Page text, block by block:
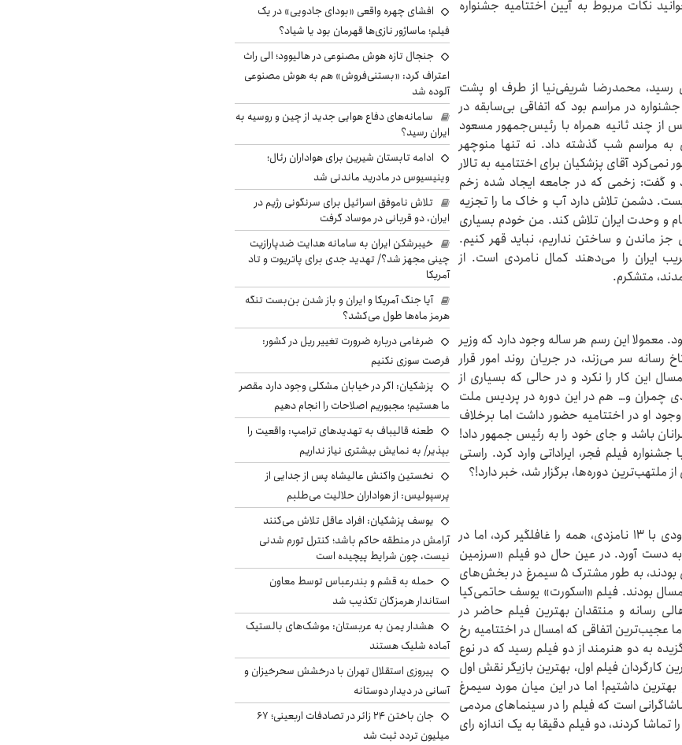
نکات مربوط به آیین اختتامیه جشنواره
رسید، محمدرضا شریفی‌نیا از طرف او پشت
در مراسم بود که اتفاقی بی‌سابقه در
از چند ثانیه همراه با رئیس‌جمهور مسعود
مراسم شب گذشته داد. نه تنها منوچهر
آقای پزشکیان برای اختتامیه به تالار
و گفت: زخمی که در جامعه ایجاد شده زخم
دشمن تلاش دارد آب و خاک ما را تجزیه
و وحدت ایران تلاش کند. من خودم بسیاری
ماندن و ساختن نداریم، نباید قهر کنیم.
ایران را می‌دهند کمال نامردی است. از
متشکرم.
معمولا این رسم هر ساله وجود دارد که وزیر
رسانه سر می‌زند، در جریان روند امور قرار
این کار را نکرد و در حالی که بسیاری از
چمران و… هم در این دوره در پردیس ملت
او در اختتامیه حضور داشت اما برخلاف
باشد و جای خود را به رئیس جمهور داد!
فیلم فجر، ایراداتی وارد کرد. راستی
ملتهب‌ترین دوره‌ها، برگزار شد، خبر دارد!؟
امسال و در زمان اعلام نامزدها، فیلم «اردوبهشت» محمد داودی با ۱۳ نامزدی، همه را غافلگیر کرد، اما در
باخت و فقط ۲ سیمرغ بلورین به دست آورد. در عین حال دو فیلم «سرزمین
فرشته‌ها» و «زنده‌شور» که ۱۲ و و ۱۱ نامزدی در رتبه‌های بعدی بودند، به طور مشترک ۵ سیمرغ در بخش‌های
بودند. فیلم «اسکورت» یوسف حاتمی‌کیا
رسانه و منتقدان بهترین فیلم حاضر در
عجیب‌ترین اتفاقی که امسال در اختتامیه رخ
به دو هنرمند از دو فیلم رسید که در نوع
فیلم اول، بهترین بازیگر نقش اول
بهترین داشتیم! اما در این میان مورد سیمرغ
است که فیلم را در سینماهای مردمی
تماشا کردند، دو فیلم دقیقا به یک اندازه رای
افشای چهره واقعی «بودای جادویی» در یک
فیلم؛ ماساژور نازی‌ها قهرمان بود یا شیاد؟
جنجال تازه هوش مصنوعی در هالیوود؛ الی راث
اعتراف کرد: «بستنی‌فروش» هم به هوش مصنوعی
آلوده شد
سامانه‌های دفاع هوایی جدید از چین و روسیه به
ایران رسید؟
ادامه تابستان شیرین برای هواداران رئال؛
وینیسیوس در مادرید ماندنی شد
تلاش ناموفق اسرائیل برای سرنگونی رژیم در
ایران، دو قربانی در موساد گرفت
خیبرشکن ایران به سامانه هدایت ضدپارازیت
چینی مجهز شد؟/ تهدید جدی برای پاتریوت و تاد
آمریکا
آیا جنگ آمریکا و ایران و باز شدن بن‌بست تنگه
هرمز ماه‌ها طول می‌کشد؟
ضرغامی درباره ضرورت تغییر ریل در کشور:
فرصت سوزی نکنیم
پزشکیان: اگر در خیابان مشکلی وجود دارد مقصر
ما هستیم؛ مجبوریم اصلاحات را انجام دهیم
طعنه قالیباف به تهدیدهای ترامپ: واقعیت را
بپذیر/ به نمایش بیشتری نیاز نداریم
نخستین واکنش عالیشاه پس از جدایی از
پرسپولیس: از هواداران حلالیت می‌طلبم
یوسف پزشکیان: افراد عاقل تلاش می‌کنند
آرامش در منطقه حاکم باشد؛ کنترل تورم شدنی
نیست، چون شرایط پیچیده است
حمله به قشم و بندرعباس توسط معاون
استاندار هرمزگان تکذیب شد
هشدار یمن به عربستان: موشک‌های بالستیک
آماده شلیک هستند
پیروزی استقلال تهران با درخشش سحرخیزان و
آسانی در دیدار دوستانه
جان باختن ۲۴ زائر در تصادفات اربعینی؛ ۶۷
میلیون تردد ثبت شد